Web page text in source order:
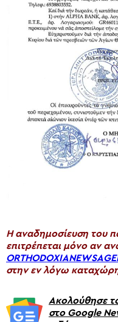
H αναδημοσίευση του
επιτρέπεται μόνο αν
στην εν λόγω
Ακολούθησε
στο Google